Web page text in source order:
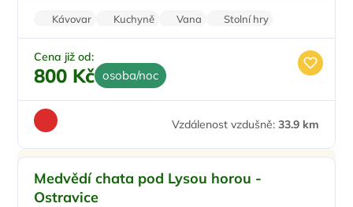
Kávovar Kuchyně Vana
Stolní hry
Pračka
Cena již od:
800 Kč osoba/noc
Vzdálenost vzdušně: 33.9 km
Medvědí chata pod Lysou horou -
Ostravice